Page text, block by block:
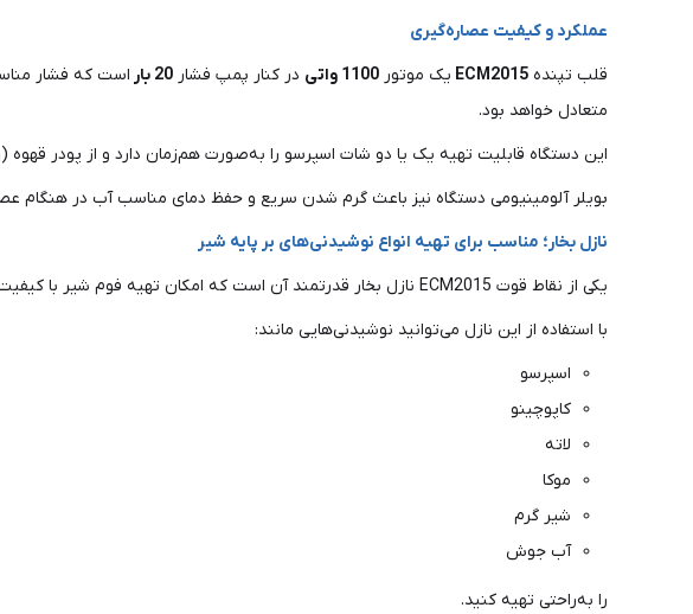
عملکرد و کیفیت عصاره‌گیری
قلب تپنده ECM2015 یک موتور 1100 واتی در کنار پمپ فشار 20 بار
است که فشار
متعادل خواهد بود.
این دستگاه قابلیت تهیه یک یا دو شات اسپرسو را به‌صورت هم‌زمان دارد و از پودر
بویلر آلومینیومی دستگاه نیز باعث گرم شدن سریع و حفظ دمای مناسب آب در هنگام
نازل بخار؛ مناسب برای تهیه انواع نوشیدنی‌های بر پایه شیر
یکی از نقاط قوت ECM2015 نازل بخار قدرتمند آن است که امکان تهیه فوم شیر با کیفیت مناسب را فراهم می‌کند.
با استفاده از این نازل می‌توانید نوشیدنی‌هایی مانند:
اسپرسو
کاپوچینو
لاته
موکا
شیر گرم
آب جوش
را به‌راحتی تهیه کنید.